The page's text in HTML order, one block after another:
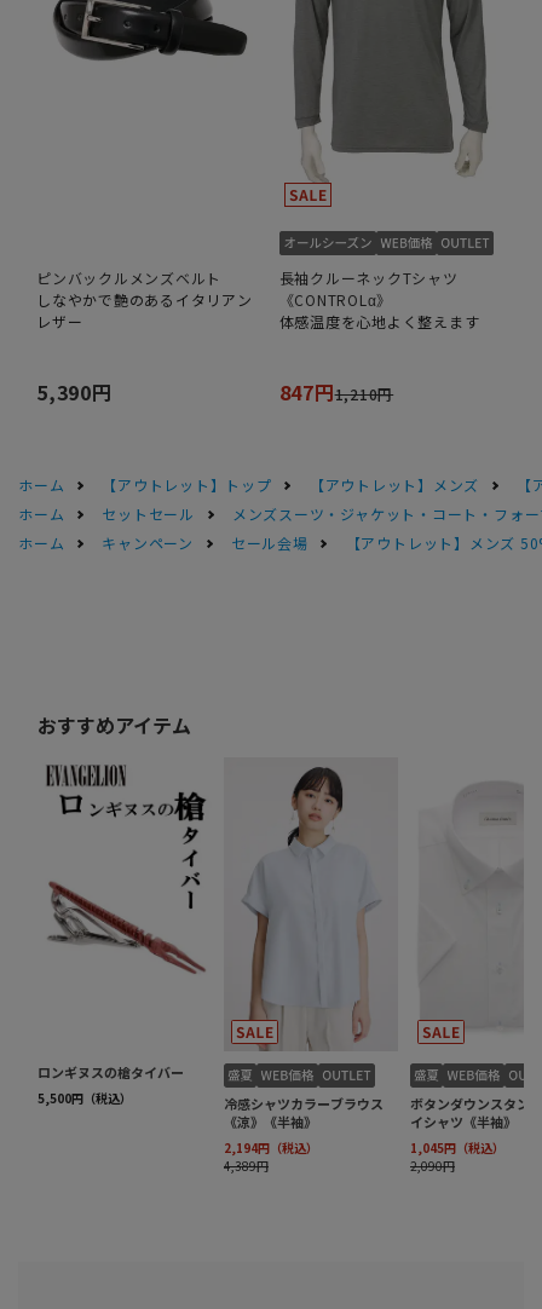
ピンバックルメンズベルト
しなやかで艶のあるイタリアン
レザー
5,390円
長袖クルーネックTシャツ
《CONTROLα》
体感温度を心地よく整えます
847円1,210円
ホーム 【アウトレット】トップ 【アウトレット】メンズ
ホーム
セットセール
メンズスーツ・ジャケット・コート・フォ
ホーム
キャンペーン セール会場 【アウトレット】メンズ